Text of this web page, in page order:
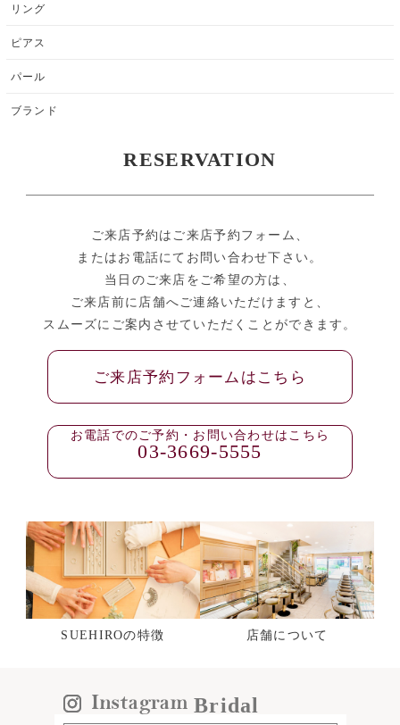
リング
ピアス
パール
ブランド
RESERVATION
ご来店予約はご来店予約フォーム、
またはお電話にてお問い合わせ下さい。
当日のご来店をご希望の方は、
ご来店前に店舗へご連絡いただけますと、
スムーズにご案内させていただくことができます。
ご来店予約フォームはこちら
お電話でのご予約・お問い合わせはこちら
03-3669-5555
SUEHIROの特徴 店舗について
Bridal